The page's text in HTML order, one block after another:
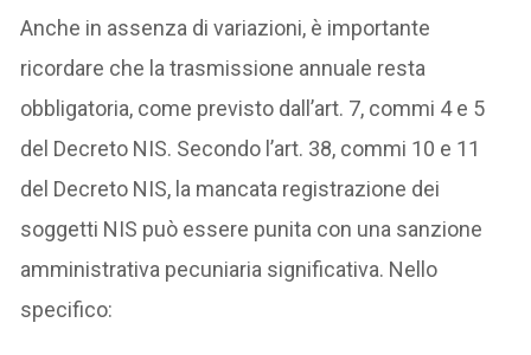
Anche in assenza di variazioni, è importante
ricordare che la trasmissione annuale resta
obbligatoria, come previsto dall’art. 7, commi 4 e 5
del Decreto NIS. Secondo l’art. 38, commi 10 e 11
del Decreto NIS, la mancata registrazione dei
soggetti NIS può essere punita con una sanzione
amministrativa pecuniaria significativa. Nello
specifico: